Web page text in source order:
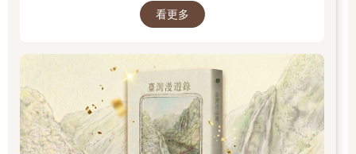
入女性同性情誼。其長篇小說《臺灣漫遊錄》透
續斬獲美國國家圖書獎與英國國際布克獎，寫下
華語文學歷史新紀錄，成功讓世界聽見台灣的身
世。
看更多